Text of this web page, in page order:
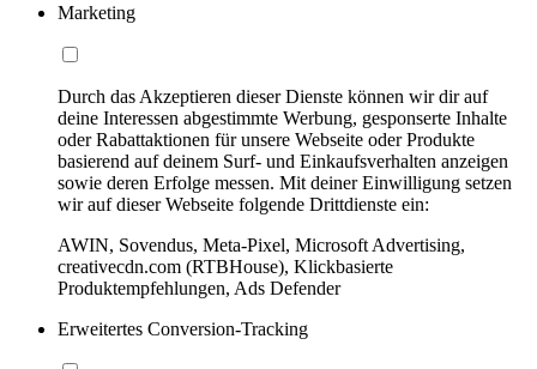
Marketing
Durch das Akzeptieren dieser Dienste können wir dir auf
deine Interessen abgestimmte Werbung, gesponserte Inhalte
oder Rabattaktionen für unsere Webseite oder Produkte
basierend auf deinem Surf- und Einkaufsverhalten anzeigen
sowie deren Erfolge messen. Mit deiner Einwilligung setzen
wir auf dieser Webseite folgende Drittdienste ein:
AWIN, Sovendus, Meta-Pixel, Microsoft Advertising,
creativecdn.com (RTBHouse), Klickbasierte
Produktempfehlungen, Ads Defender
Erweitertes Conversion-Tracking